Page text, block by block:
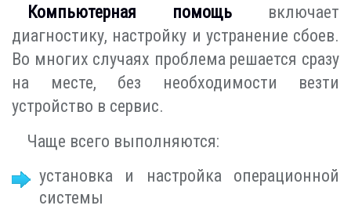
Компьютерная помощь включает
диагностику, настройку и устранение сбоев.
Во многих случаях проблема решается сразу
на месте, без необходимости везти
устройство в сервис.
Чаще всего выполняются:
установка и настройка операционной
системы